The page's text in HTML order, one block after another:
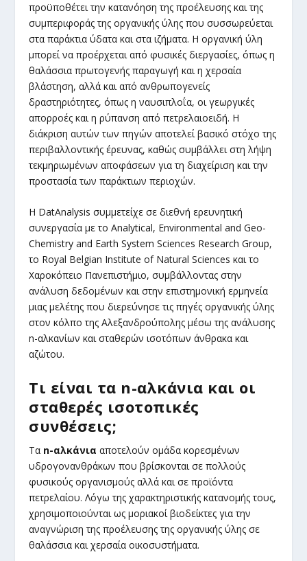
προϋποθέτει την κατανόηση της προέλευσης και της
συμπεριφοράς της οργανικής ύλης που συσσωρεύεται
στα παράκτια ύδατα και στα ιζήματα. Η οργανική ύλη
μπορεί να προέρχεται από φυσικές διεργασίες, όπως η
θαλάσσια πρωτογενής παραγωγή και η χερσαία
βλάστηση, αλλά και από ανθρωπογενείς
δραστηριότητες, όπως η ναυσιπλοΐα, οι γεωργικές
απορροές και η ρύπανση από πετρελαιοειδή. Η
διάκριση αυτών των πηγών αποτελεί βασικό στόχο της
περιβαλλοντικής έρευνας, καθώς συμβάλλει στη λήψη
τεκμηριωμένων αποφάσεων για τη διαχείριση και την
προστασία των παράκτιων περιοχών.
Η DatAnalysis συμμετείχε σε διεθνή ερευνητική
συνεργασία με το Analytical, Environmental and Geo-
Chemistry and Earth System Sciences Research Group,
το Royal Belgian Institute of Natural Sciences και το
Χαροκόπειο Πανεπιστήμιο, συμβάλλοντας στην
ανάλυση δεδομένων και στην επιστημονική ερμηνεία
μιας μελέτης που διερεύνησε τις πηγές οργανικής ύλης
στον κόλπο της Αλεξανδρούπολης μέσω της ανάλυσης
n-αλκανίων και σταθερών ισοτόπων άνθρακα και
αζώτου.
Τι είναι τα n-αλκάνια και οι
σταθερές ισοτοπικές
συνθέσεις;
Τα n-αλκάνια αποτελούν ομάδα κορεσμένων
υδρογονανθράκων που βρίσκονται σε πολλούς
φυσικούς οργανισμούς αλλά και σε προϊόντα
πετρελαίου. Λόγω της χαρακτηριστικής κατανομής τους,
χρησιμοποιούνται ως μοριακοί βιοδείκτες για την
αναγνώριση της προέλευσης της οργανικής ύλης σε
θαλάσσια και χερσαία οικοσυστήματα.